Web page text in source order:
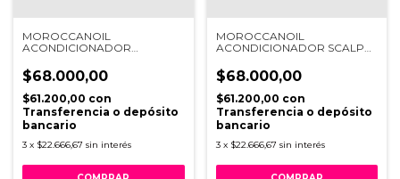
MOROCCANOIL
ACONDICIONADOR
$68.000,00
$61.200,00 con
Transferencia o depósito
bancario
3 x $22.666,67 sin interés
MOROCCANOIL
ACONDICIONADOR SCALP
$68.000,00
$61.200,00 con
Transferencia o depósito
bancario
3 x $22.666,67 sin interés